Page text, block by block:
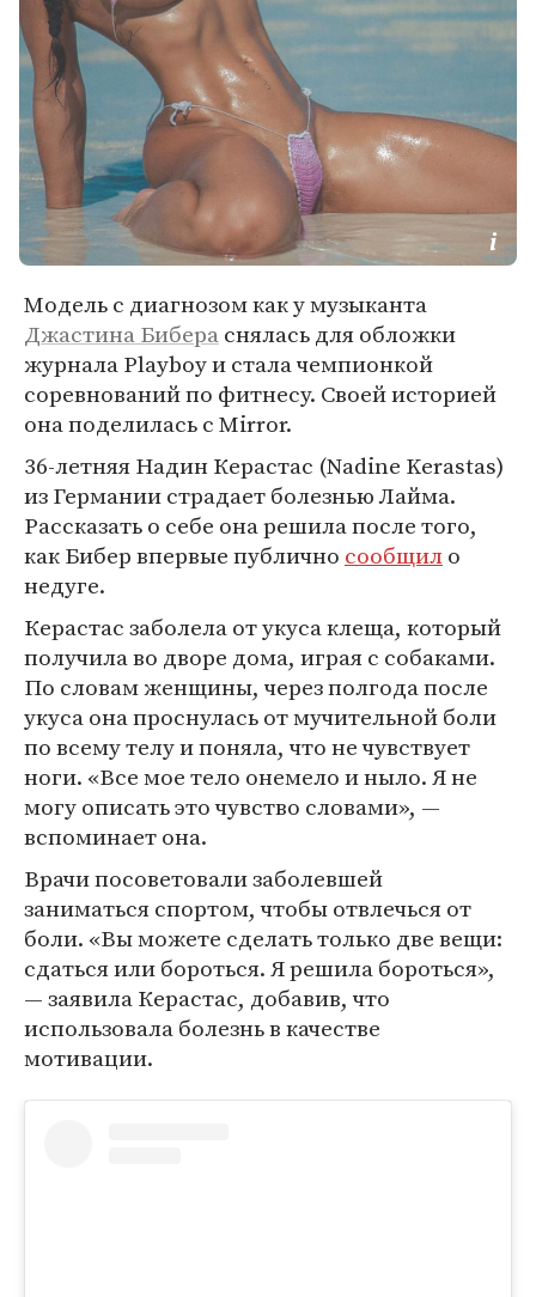
Модель с диагнозом как у музыканта
Джастина Бибераснялась для обложки
журнала Playboy и стала чемпионкой
соревнований по фитнесу. Своей историей
она поделилась с Mirror.
36-летняя Надин Керастас (Nadine Kerastas)
из Германии страдает болезнью Лайма.
Рассказать о себе она решила после того,
как Бибер впервые публично сообщило
недуге.
Керастас заболела от укуса клеща, который
получила во дворе дома, играя с собаками.
По словам женщины, через полгода после
укуса она проснулась от мучительной боли
по всему телу и поняла, что не чувствует
ноги. «Все мое тело онемело и ныло. Я не
могу описать это чувство словами», —
вспоминает она.
Врачи посоветовали заболевшей
заниматься спортом, чтобы отвлечься от
боли. «Вы можете сделать только две вещи:
сдаться или бороться. Я решила бороться»,
— заявила Керастас, добавив, что
использовала болезнь в качестве
мотивации.